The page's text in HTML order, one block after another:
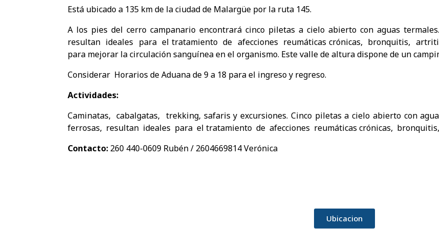
Está ubicado a 135 km de la ciudad de Malargüe por la ruta 145.
A los pies del cerro campanario encontrará cinco piletas a cielo abierto con aguas
resultan ideales para el tratamiento de afecciones reumáticas crónicas, bronquitis,
para mejorar la circulación sanguínea en el organismo. Este valle de altura dispone de un
Considerar Horarios de Aduana de 9 a 18 para el ingreso y regreso.
Actividades:
Caminatas, cabalgatas, trekking, safaris y excursiones. Cinco piletas a cielo abierto con
ferrosas, resultan ideales para el tratamiento de afecciones reumáticas crónicas,
Contacto: 260 440-0609 Rubén / 2604669814 Verónica
Ubicacion